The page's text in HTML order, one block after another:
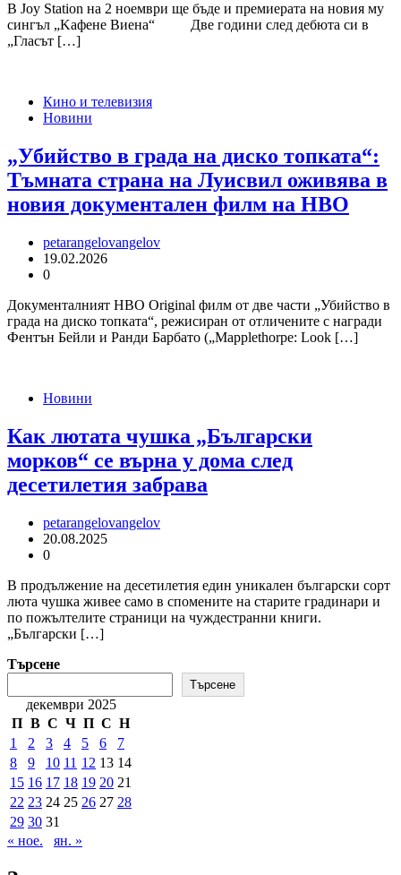
В Joy Station на 2 ноември ще бъде и премиерата на новия му
сингъл „Kaфене Виена“ Две години след дебюта си в
„Гласът […]
Кино и телевизия
Новини
„Убийство в града на диско топката“:
Тъмната страна на Луисвил оживява в
новия документален филм на HBO
petarangelovangelov
19.02.2026
0
Документалният HBO Original филм от две части „Убийство в
града на диско топката“, режисиран от отличените с награди
Фентън Бейли и Ранди Барбато („Mapplethorpe: Look […]
Новини
Как лютата чушка „Български
морков“ се върна у дома след
десетилетия забрава
petarangelovangelov
20.08.2025
0
В продължение на десетилетия един уникален български сорт
люта чушка живее само в спомените на старите градинари и
по пожълтелите страници на чуждестранни книги.
„Български […]
Търсене
Търсене
декември 2025
П В С Ч П С Н
1
2 3 4 5 6
7
8
9 10 11 12 13 14
15 16 17 18 19 20 21
22 23 24 25 26 27 28
29 30 31
« ное.
ян. »